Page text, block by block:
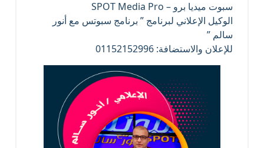
سبوت ميديا برو – SPOT Media Pro
الوكيل الإعلاني لبرنامج ” برنامج سبوتس مع أنور
سالم ”
للإعلان والاستضافة: 01152152996